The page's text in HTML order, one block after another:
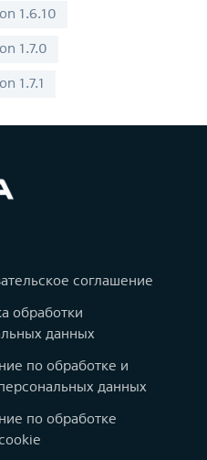
1.6.10
1.7.0
1.7.1
соглашение
обработки
данных
по обработке и
данных
по обработке